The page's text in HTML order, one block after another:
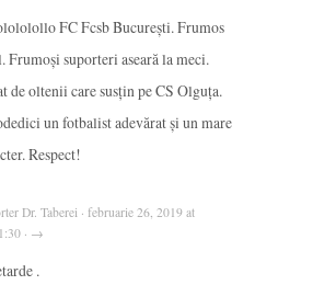
FC Fcsb București. Frumos
Frumoși suporteri aseară la meci.
de oltenii care susțin pe CS Olguța.
un fotbalist adevărat și un mare
Respect!
Dr. Taberei · februarie 26, 2019 at
· →
.